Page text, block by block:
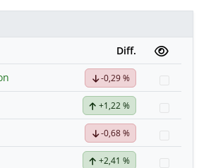
Diff.
-0,29 %
+1,22 %
-0,68 %
+2,41 %